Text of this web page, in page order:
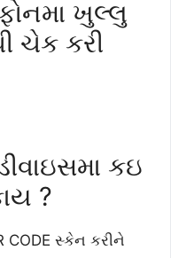
ખુલ્લુ
ચેક કરી
કઇ
?
CODE સ્કેન કરીને